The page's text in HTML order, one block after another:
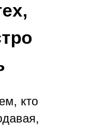
кто